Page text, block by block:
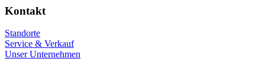
Kontakt
Standorte
Service & Verkauf
Unser Unternehmen